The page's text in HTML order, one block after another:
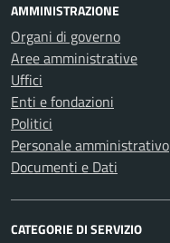
AMMINISTRAZIONE
Organi di governo
Aree amministrative
Uffici
Enti e fondazioni
Politici
Personale amministrativo
Documenti e Dati
CATEGORIE DI SERVIZIO